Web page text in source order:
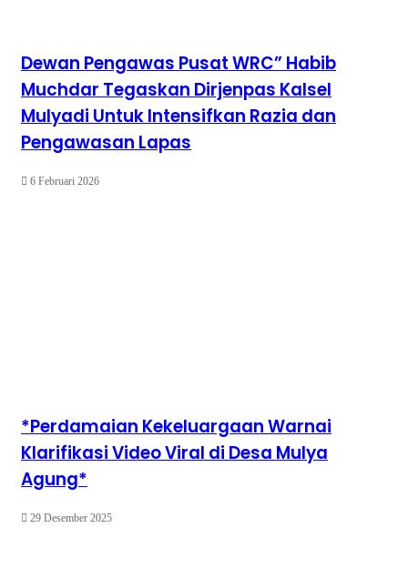
Dewan Pengawas Pusat WRC” Habib
Muchdar Tegaskan Dirjenpas Kalsel
Mulyadi Untuk Intensifkan Razia dan
Pengawasan Lapas
6 Februari 2026
*Perdamaian Kekeluargaan Warnai
Klarifikasi Video Viral di Desa Mulya
Agung*
29 Desember 2025